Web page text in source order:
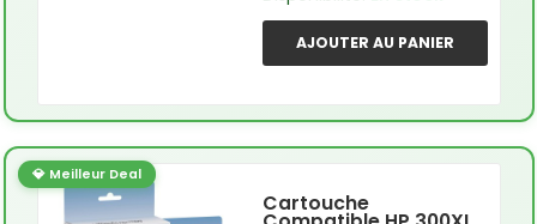
AJOUTER AU PANIER
💎 Meilleur Deal
Cartouche